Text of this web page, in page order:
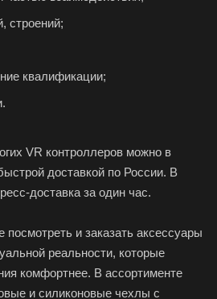
строений;
квалификации;
VR контроллеров можно в
доставкой по России. В
доставка за один час.
и заказать аксессуары
реальности, которые
комфортнее. В ассортименте
и силиконовые чехлы с